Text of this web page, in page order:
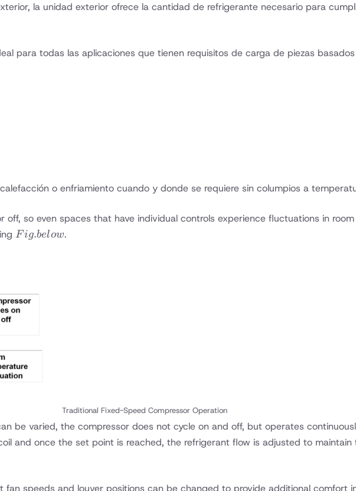
la unidad exterior ofrece la cantidad de refrigerante necesario para
para todas las aplicaciones que tienen requisitos de carga de piezas
o enfriamiento cuando y donde se requiere sin columpios a
off, so even spaces that have individual controls experience fluctuations in
Fig.
F ig.below.
Traditional Fixed-Speed Compressor Operation
be varied, the compressor does not cycle on and off, but operates
and once the set point is reached, the refrigerant flow is adjusted to
speeds and louver positions can be changed to provide additional comfort